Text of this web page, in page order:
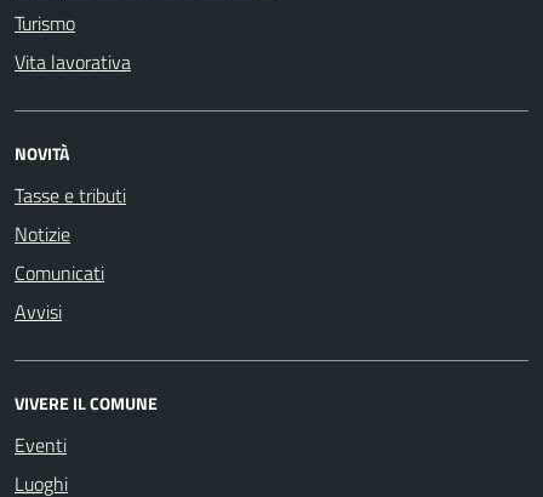
Turismo
Vita lavorativa
NOVITÀ
Tasse e tributi
Notizie
Comunicati
Avvisi
VIVERE IL COMUNE
Eventi
Luoghi